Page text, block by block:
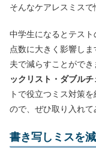
そんなケアレスミス
中学生になるとテス
点数に大きく影響し
夫で減らすことができ
ックリスト・ダブルチ
トで役立つミス対策
ので、ぜひ取り入れて
書き写しミスを